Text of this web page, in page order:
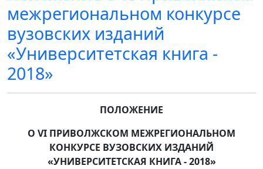
межрегиональном конкурсе
вузовских изданий
«Университетская книга -
2018»
ПОЛОЖЕНИЕ
О VI ПРИВОЛЖСКОМ МЕЖРЕГИОНАЛЬНОМ
КОНКУРСЕ ВУЗОВСКИХ ИЗДАНИЙ
«УНИВЕРСИТЕТСКАЯ КНИГА - 2018»